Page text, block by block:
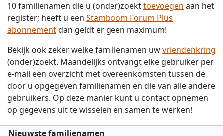
10 familienamen die u (onder)zoekttoevoegen aan het
register; heeft u een Stamboom Forum Plus
abonnementdan geldt er geen maximum!
Bekijk ook zeker welke familienamen uwvriendenkring
(onder)zoekt. Maandelijks ontvangt elke gebruiker per
e-mail een overzicht met overeenkomsten tussen de
door u opgegeven familienamen en die van alle andere
gebruikers. Op deze manier kunt u contact opnemen
op gegevens uit te wisselen en samen te werken!
Nieuwste familienamen